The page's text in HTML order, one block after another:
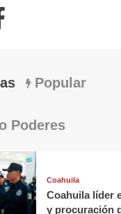
Popular
Poderes
Coahuila
Coahuila líder
y procuración